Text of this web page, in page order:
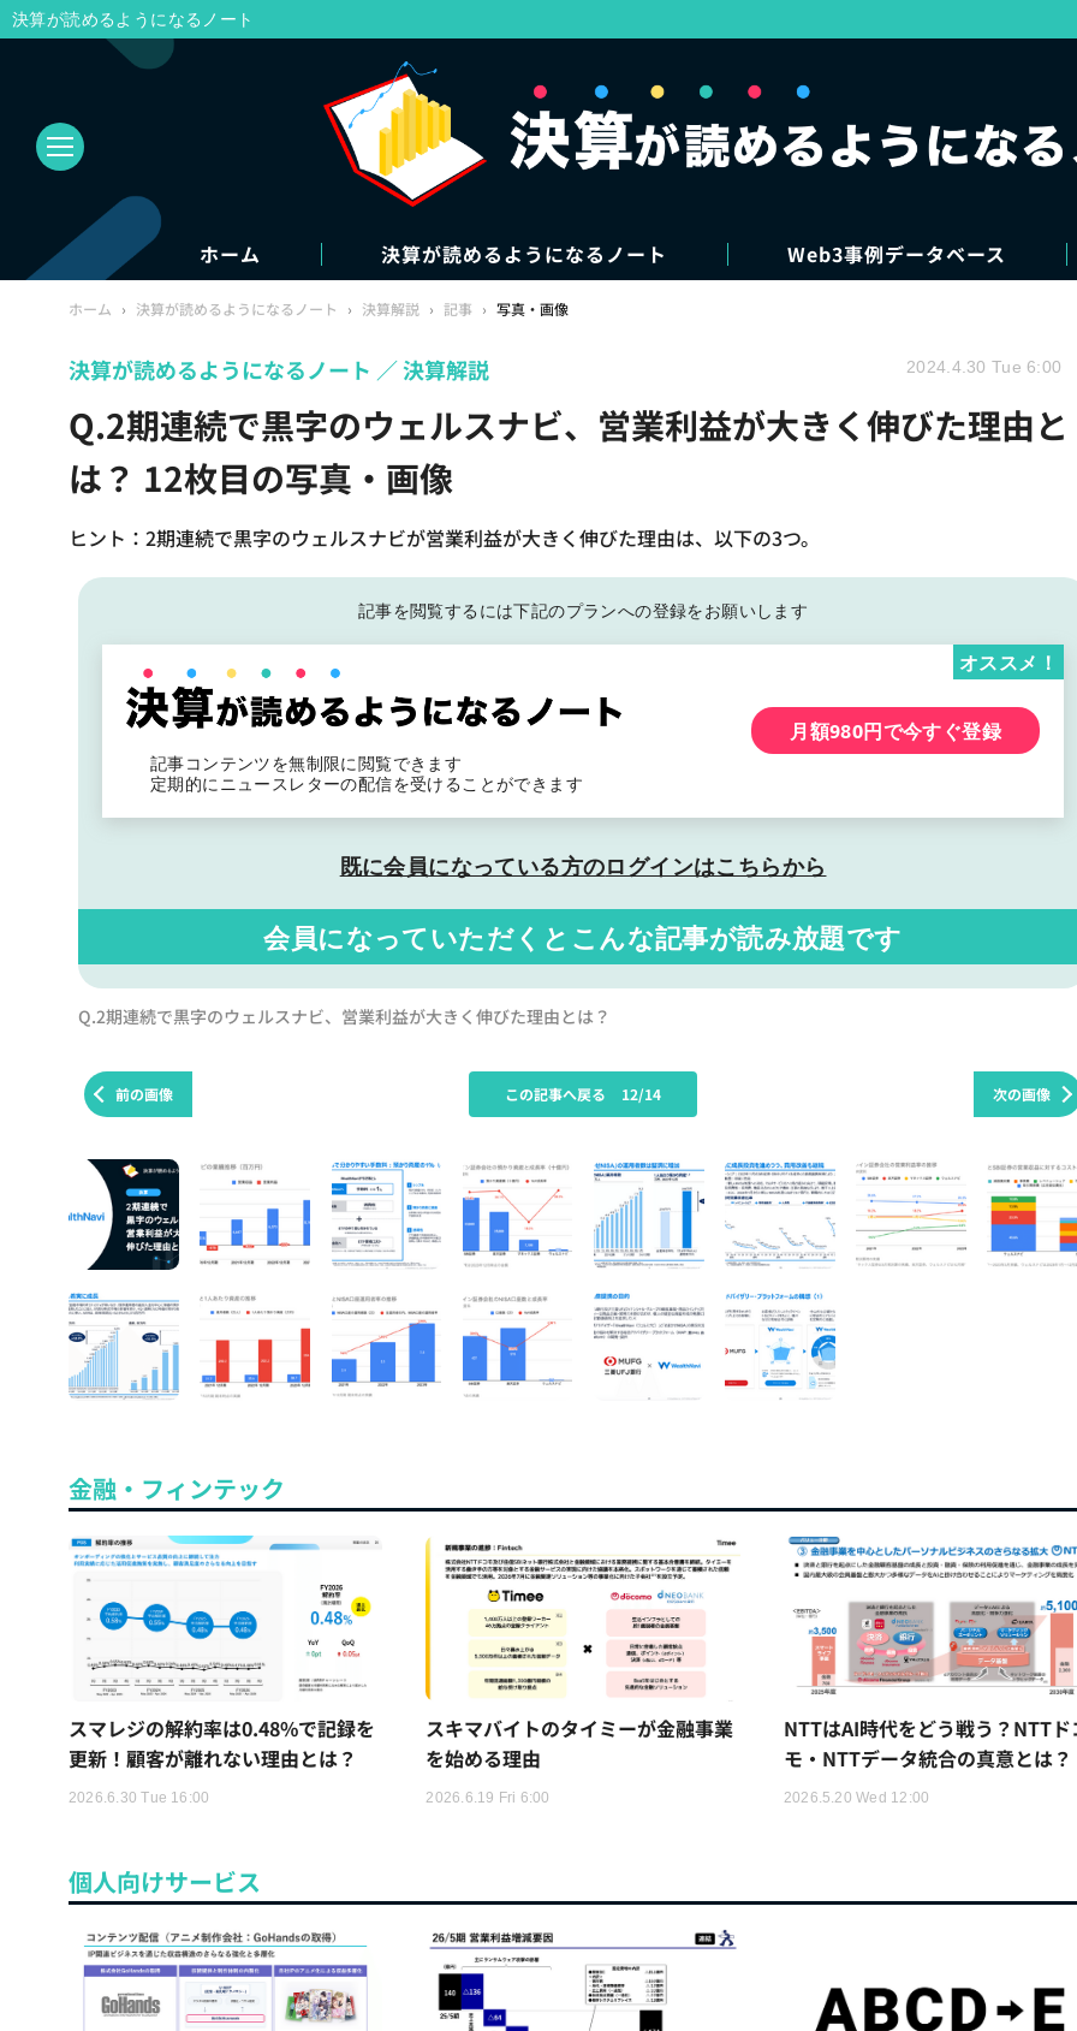
ホーム 決算が読めるようになるノート Web3事例データベース
ホーム › 決算が読めるようになるノート › 決算解説 › 記事 › 写真・画像
Q.2期連続で黒字のウェルスナビ、営業利益が大きく伸びた理由と
は？ 12枚目の写真・画像
ヒント：2期連続で黒字のウェルスナビが営業利益が大きく伸びた理由は、以下の3つ。
決算が読めるようになるノート 決算解説 2024.4.30 Tue 6:00
記事を閲覧するには下記のプランへの登録をお願いします
記事コンテンツを無制限に閲覧できます
定期的にニュースレターの配信を受けることができます
オススメ！
月額980円で今すぐ登録
既に会員になっている方のログインはこちらから
会員になっていただくと こんな記事が読み放題です
Q.2期連続で黒字のウェルスナビ、営業利益が大きく伸びた理由とは？
前の画像 次の画像
この記事へ戻る 12/14
金融・フィンテック
スマレジの解約率は0.48%で記録を
更新！顧客が離れない理由とは？
2026.6.30 Tue 16:00
スキマバイトのタイミーが金融事業
を始める理由
2026.6.19 Fri 6:00
NTTはAI時代をどう戦う？NTTド
モ・NTTデータ統合の真意とは？
2026.5.20 Wed 12:00
個人向けサービス
決算が読めるようになるノート